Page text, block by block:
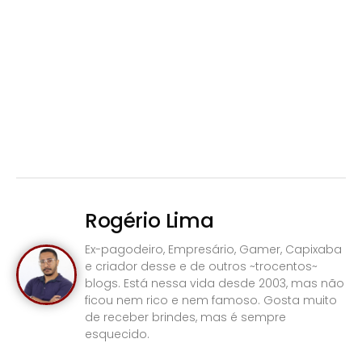
Rogério Lima
Ex-pagodeiro, Empresário, Gamer, Capixaba
e criador desse e de outros ~trocentos~
blogs. Está nessa vida desde 2003, mas não
ficou nem rico e nem famoso. Gosta muito
de receber brindes, mas é sempre
esquecido.